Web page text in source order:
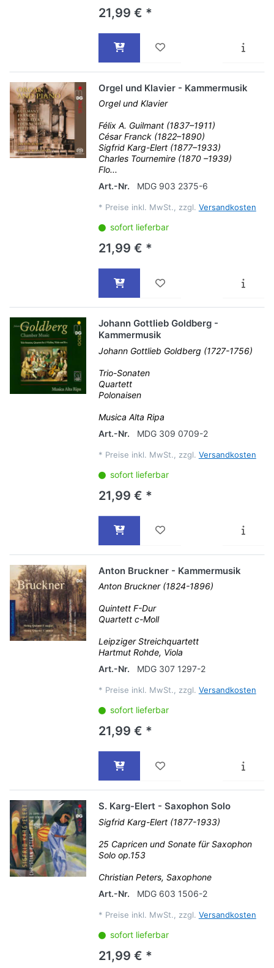
21,99 € *
Orgel und Klavier - Kammermusik
Orgel und Klavier
Félix A. Guilmant (1837–1911)
César Franck (1822–1890)
Sigfrid Karg-Elert (1877–1933)
Charles Tournemire (1870 –1939)
Flo...
Art.-Nr.
MDG 903 2375-6
* Preise inkl. MwSt., zzgl. Versandkosten
sofort lieferbar
21,99 € *
Johann Gottlieb Goldberg -
Kammermusik
Johann Gottlieb Goldberg (1727-1756)
Trio-Sonaten
Quartett
Polonaisen
Musica Alta Ripa
Art.-Nr.
MDG 309 0709-2
* Preise inkl. MwSt., zzgl. Versandkosten
sofort lieferbar
21,99 € *
Anton Bruckner - Kammermusik
Anton Bruckner (1824-1896)
Quintett F-Dur
Quartett c-Moll
Leipziger Streichquartett
Hartmut Rohde, Viola
Art.-Nr.
MDG 307 1297-2
* Preise inkl. MwSt., zzgl. Versandkosten
sofort lieferbar
21,99 € *
S. Karg-Elert - Saxophon Solo
Sigfrid Karg-Elert (1877-1933)
25 Capricen und Sonate für Saxophon
Solo op.153
Christian Peters, Saxophone
Art.-Nr.
MDG 603 1506-2
* Preise inkl. MwSt., zzgl. Versandkosten
sofort lieferbar
21,99 € *